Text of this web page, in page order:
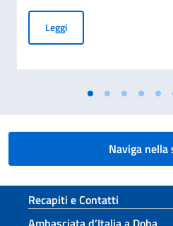
LeggiCerimonia di
Naviga nella
Sezione footer
Recapiti e Contatti